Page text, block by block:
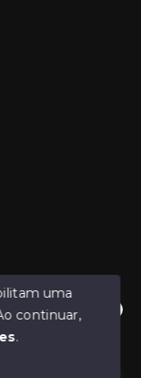
te ajudar.
os
uma
continuar,
.